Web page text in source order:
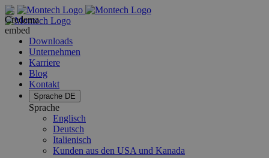
Downloads
Unternehmen
Karriere
Blog
Kontakt
Sprache DE
Sprache
Englisch
Deutsch
Italienisch
Kunden aus den USA und Kanada